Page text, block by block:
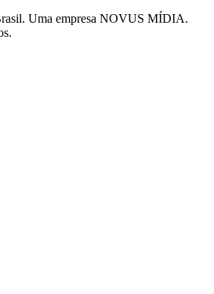
Uma empresa NOVUS MÍDIA.